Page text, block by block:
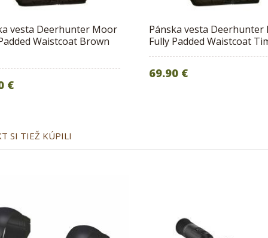
vesta Deerhunter Moor
Waistcoat Brown
€
Pánska vesta Deerhunter
Fully Padded Waistcoat
69.90 €
SI TIEŽ KÚPILI